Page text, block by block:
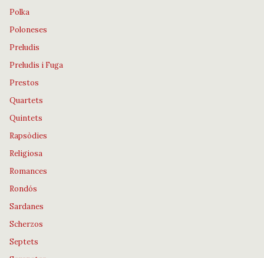
Polka
Poloneses
Preludis
Preludis i Fuga
Prestos
Quartets
Quintets
Rapsòdies
Religiosa
Romances
Rondós
Sardanes
Scherzos
Septets